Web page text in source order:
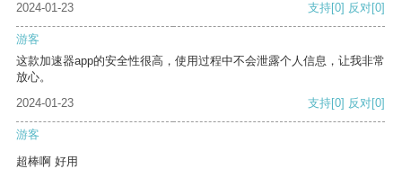
2024-01-23
支持[0] 反对[0]
游客
这款加速器app的安全性很高，使用过程中不会泄露个人信息，让我非常
放心。
2024-01-23
支持[0] 反对[0]
游客
超棒啊 好用